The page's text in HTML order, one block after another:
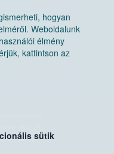
hogyan
Weboldalunk
élmény
kattintson az
sütik
Hivatal
Pf. 30.